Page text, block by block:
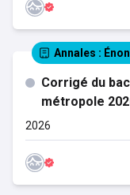
Annales :
Corrigé du
métropole
2026